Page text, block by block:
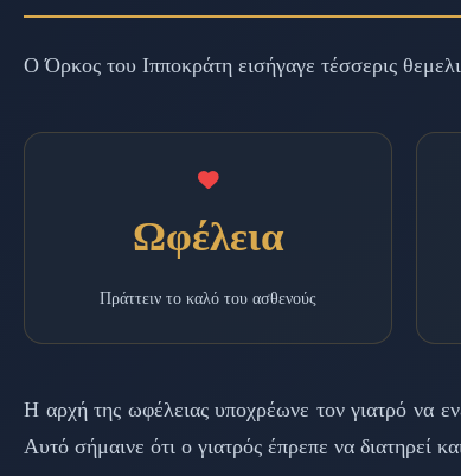
Ο Όρκος του Ιπποκράτη εισήγαγε τέσσερις
Ωφέλεια
Πράττειν το καλό του ασθενούς
Η αρχή της ωφέλειας υποχρέωνε τον γιατρό να
Αυτό σήμαινε ότι ο γιατρός έπρεπε να διατηρεί